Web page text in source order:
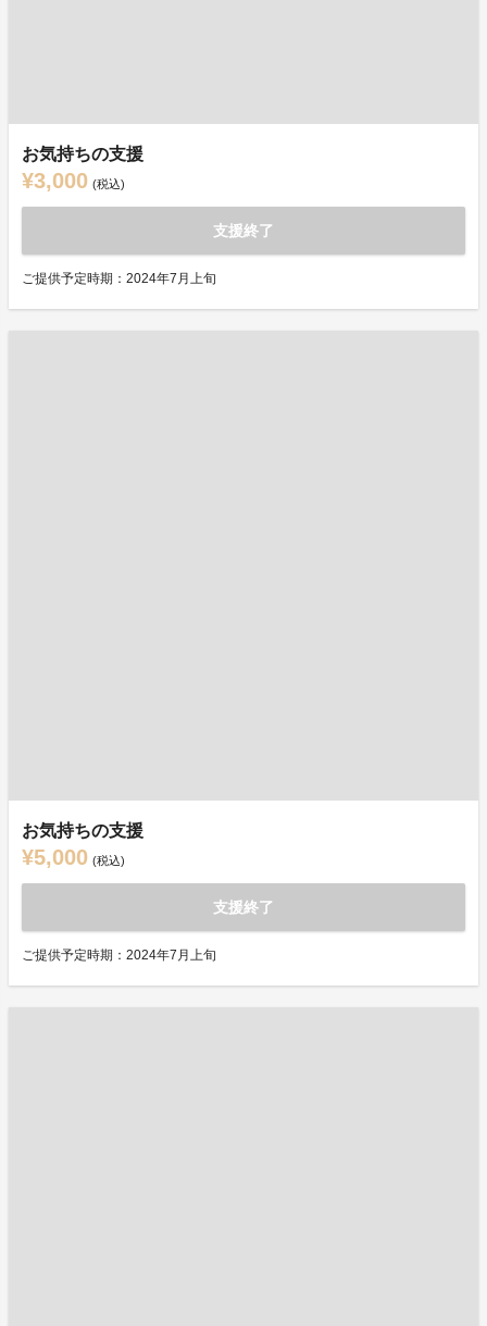
お気持ちの支援
¥3,000 (税込)
支援終了
ご提供予定時期：2024年7月上旬
お気持ちの支援
¥5,000 (税込)
支援終了
ご提供予定時期：2024年7月上旬